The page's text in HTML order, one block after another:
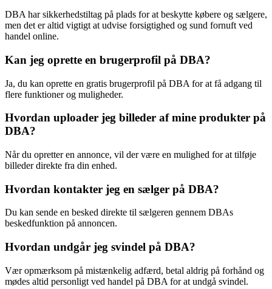
DBA har sikkerhedstiltag på plads for at beskytte købere og sælgere,
men det er altid vigtigt at udvise forsigtighed og sund fornuft ved
handel online.
Kan jeg oprette en brugerprofil på DBA?
Ja, du kan oprette en gratis brugerprofil på DBA for at få adgang til
flere funktioner og muligheder.
Hvordan uploader jeg billeder af mine produkter på
DBA?
Når du opretter en annonce, vil der være en mulighed for at tilføje
billeder direkte fra din enhed.
Hvordan kontakter jeg en sælger på DBA?
Du kan sende en besked direkte til sælgeren gennem DBAs
beskedfunktion på annoncen.
Hvordan undgår jeg svindel på DBA?
Vær opmærksom på mistænkelig adfærd, betal aldrig på forhånd og
mødes altid personligt ved handel på DBA for at undgå svindel.